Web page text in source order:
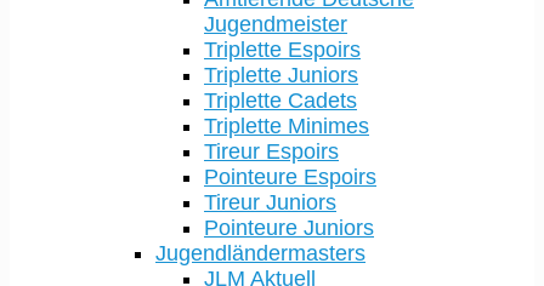
Jugendmeister
Triplette Espoirs
Triplette Juniors
Triplette Cadets
Triplette Minimes
Tireur Espoirs
Pointeure Espoirs
Tireur Juniors
Pointeure Juniors
Jugendländermasters
JLM Aktuell